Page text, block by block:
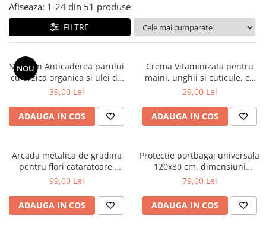
Afiseaza: 1-24 din 51 produse
FILTRE
NOU
Sampon Anticaderea parului
cu urzica organica si ulei de
ricin Cosmeplant, 1000 ml
39,00 Lei
ADAUGA IN COS
Crema Vitaminizata pentru
maini, unghii si cuticule, cu
extracte de fructe de padure
29,00 Lei
ADAUGA IN COS
Arcada metalica de gradina
pentru flori cataratoare,
240x140x38 cm
99,00 Lei
ADAUGA IN COS
Protectie portbagaj universala
120x80 cm, dimensiuni
ajustabile, negru
79,00 Lei
ADAUGA IN COS